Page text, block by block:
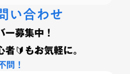
い合わせ
募集中！
🔰もお気軽に。
問！